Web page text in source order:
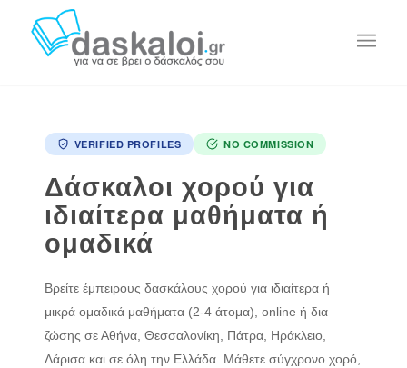
VERIFIED PROFILES NO COMMISSION
Δάσκαλοι χορού για
ιδιαίτερα μαθήματα ή
ομαδικά
Βρείτε έμπειρους δασκάλους χορού για ιδιαίτερα ή
μικρά ομαδικά μαθήματα (2-4 άτομα), online ή δια
ζώσης σε Αθήνα, Θεσσαλονίκη, Πάτρα, Ηράκλειο,
Λάρισα και σε όλη την Ελλάδα. Μάθετε σύγχρονο χορό,